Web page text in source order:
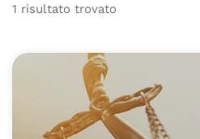
1 risultato trovato